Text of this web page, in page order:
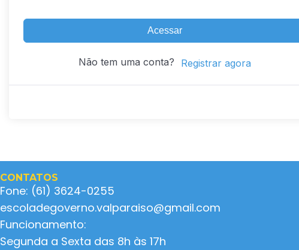
Acessar
Não tem uma conta? Registrar agora
CONTATOS
Fone: (61) 3624-0255
escoladegoverno.valparaiso@gmail.com
Funcionamento:
Segunda a Sexta das 8h às 17h